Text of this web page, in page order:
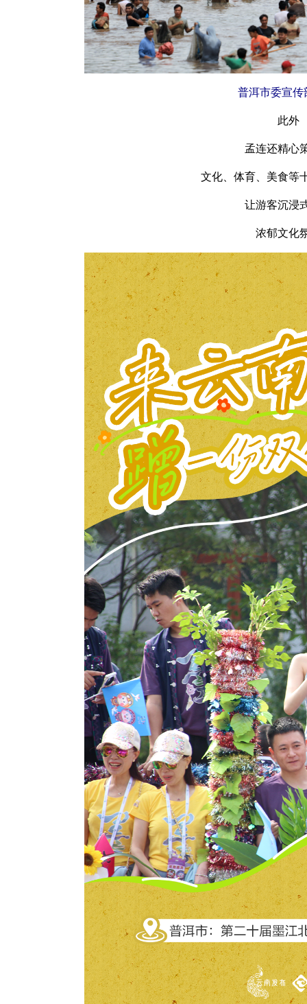
普洱市委宣传
此外
孟连还精心
文化、体育、美食等
让游客沉浸
浓郁文化